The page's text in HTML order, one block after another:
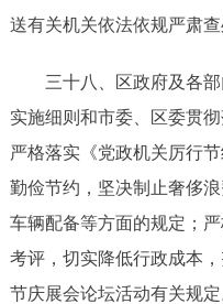
送有关机关依法依规严肃查
三十八 、区政府及各部
实施细则和市委、区委贯
严格落实《党政机关厉行
勤俭节约，坚决制止奢侈
车辆配备等方面的规定 ；
考评，切实降低行政成本
节庆展会论坛活动有关规定